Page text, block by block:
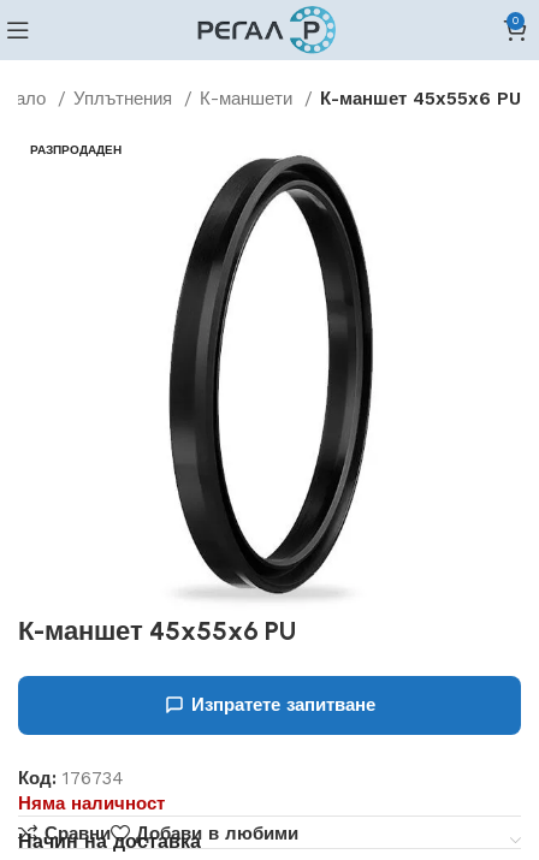
0
Уплътнения К-маншети К-маншет 45x55x6 PU
РАЗПРОДАДЕН
К-маншет 45x55x6 PU
Изпратете запитване
Код:176734
Няма наличност
Сравни
Добави в любими
Начин на доставка